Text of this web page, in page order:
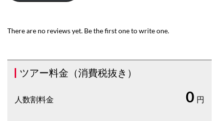
There are no reviews yet. Be the first one to write one.
ツアー料金（消費税抜き）
人数割料金 0 円